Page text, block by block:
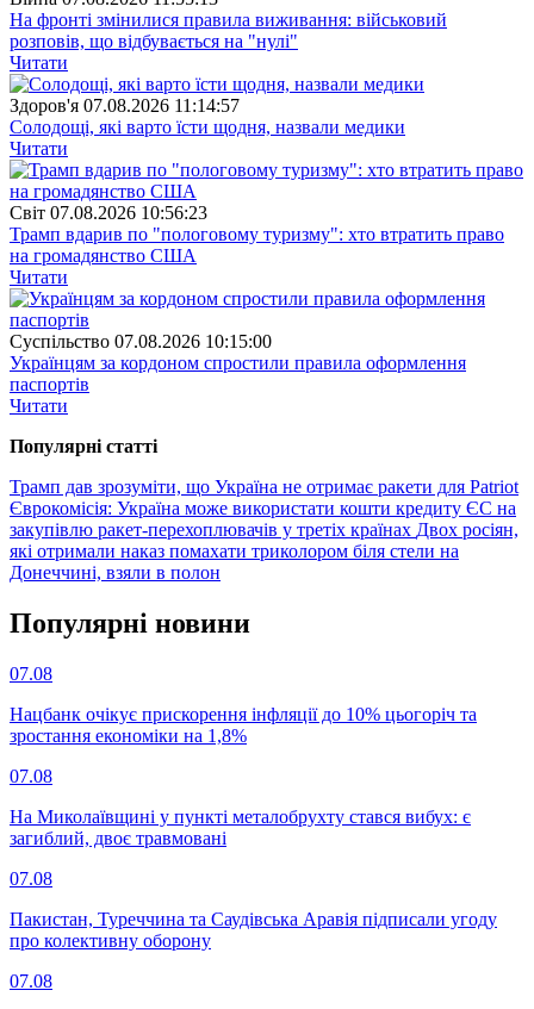
На фронті змінилися правила виживання: військовий
розповів, що відбувається на "нулі"
Читати
Здоров'я 07.08.2026 11:14:57
Солодощі, які варто їсти щодня, назвали медики
Читати
Свiт 07.08.2026 10:56:23
Трамп вдарив по "пологовому туризму": хто втратить право
на громадянство США
Читати
Суспiльство 07.08.2026 10:15:00
Українцям за кордоном спростили правила оформлення
паспортів
Читати
Популярнi статтi
Трамп дав зрозуміти, що Україна не отримає ракети для Patriot
Єврокомісія: Україна може використати кошти кредиту ЄС на
закупівлю ракет-перехоплювачів у третіх країнах Двох росіян,
які отримали наказ помахати триколором біля стели на
Донеччині, взяли в полон
Популярнi новини
07.08
Нацбанк очікує прискорення інфляції до 10% цьогоріч та
зростання економіки на 1,8%
07.08
На Миколаївщині у пункті металобрухту стався вибух: є
загиблий, двоє травмовані
07.08
Пакистан, Туреччина та Саудівська Аравія підписали угоду
про колективну оборону
07.08